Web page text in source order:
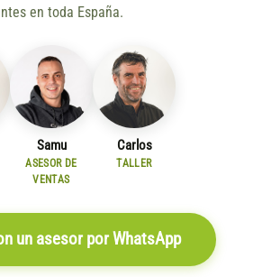
en toda España.
Samu
ASESOR DE
VENTAS
Carlos
TALLER
un asesor por WhatsApp